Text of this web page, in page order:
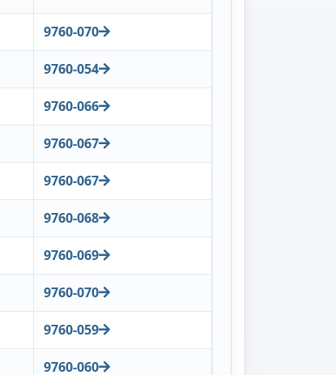
9760-070
9760-054
9760-066
9760-067
9760-067
9760-068
9760-069
9760-070
9760-059
9760-060